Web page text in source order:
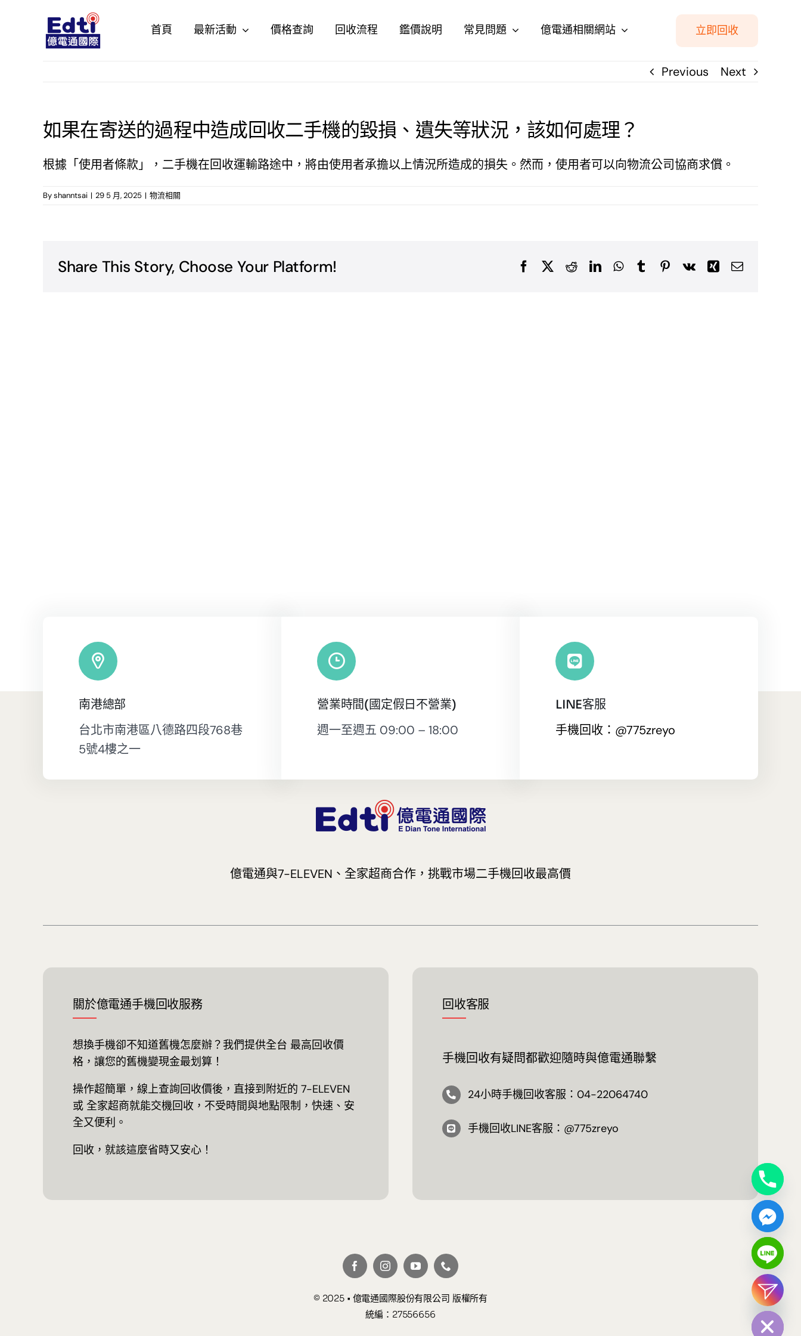
首頁 最新活動 價格查詢 回收流程 鑑價說明 常見問題 億電通相關網站 立即回收
Previous Next
如果在寄送的過程中造成回收二手機的毀損、遺失等狀況，該如何處理？
根據「使用者條款」，二手機在回收運輸路途中，將由使用者承擔以上情況所造成的損失。然而，使用者可以向物流公司協商求償。
Byshanntsai | 29 5 月, 2025 | 物流相關
Share This Story, Choose Your Platform! FacebookRedditLinkedInWhatsApp
TumblrPinterest
Vk XingEmail
南港總部
台北市南港區八德路四段768巷
5號4樓之一
營業時間(國定假日不營業)
週一至週五 09:00 – 18:00
LINE客服
手機回收：@775zreyo
億電通與7-ELEVEN、全家超商合作，挑戰市場二手機回收最高價
關於億電通手機回收服務
想換手機卻不知道舊機怎麼辦？我們提供全台 最高回收價
格，讓您的舊機變現金最划算！
操作超簡單，線上查詢回收價後，直接到附近的 7-ELEVEN
或 全家超商就能交機回收，不受時間與地點限制，快速、安
全又便利。
回收，就該這麼省時又安心！
回收客服
手機回收有疑問都歡迎隨時與億電通聯繫
24小時手機回收客服：04-22064740
手機回收LINE客服：@775zreyo
© 2025 • 億電通國際股份有限公司 版權所有
統編：27556656
Hide
chaty